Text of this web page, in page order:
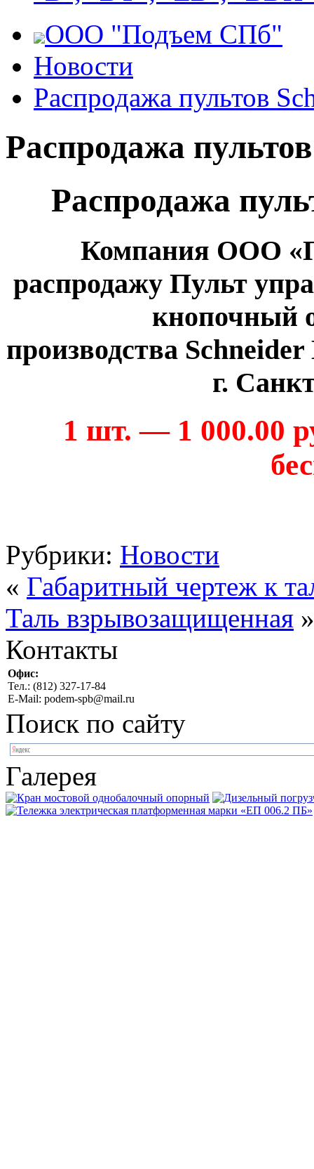
ООО "Подъем СПб"
Новости
Распродажа пультов
Распродажа
Распродажа
Компания ООО
распродажу Пульт
кнопочный
производства
г.
1 шт. — 1 000.00
Рубрики: Новости
« Габаритный чертеж к
Таль взрывозащищенная »
Контакты
Офис:
Тел.: (812) 327-17-84
E-Mail: podem-spb@mail.ru
Поиск по сайту
Галерея